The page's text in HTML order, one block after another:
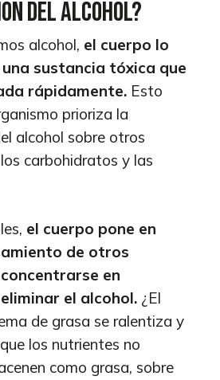
del alcohol?
alcohol, el cuerpo lo
sustancia tóxica que
rápidamente.Esto
prioriza la
alcohol sobre otros
carbohidratos y las
el cuerpo pone en
de otros
en
el alcohol.¿El
de grasa se ralentiza y
los nutrientes no
como grasa, sobre